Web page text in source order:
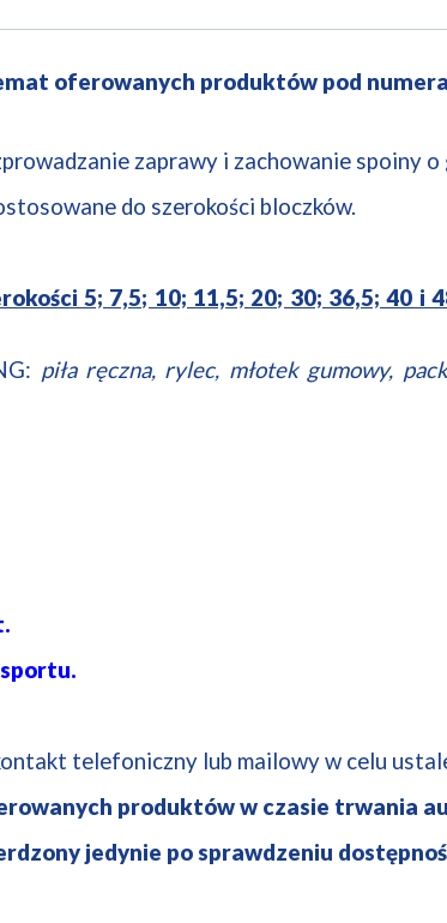
oferowanych produktów pod
zaprawy i zachowanie spoiny o
do szerokości bloczków.
5; 7,5; 10; 11,5; 20; 30; 36,5; 40 i
piła ręczna, rylec, młotek gumowy,
telefoniczny lub mailowy w celu
produktów w czasie trwania
jedynie po sprawdzeniu